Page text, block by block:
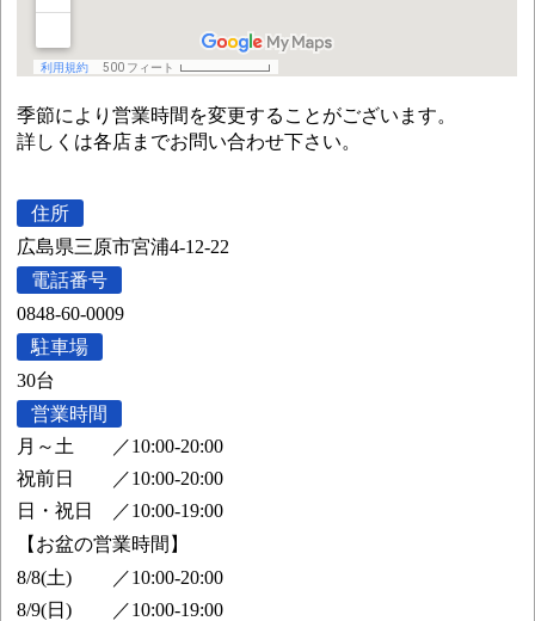
季節により営業時間を変更することがございます。
詳しくは各店までお問い合わせ下さい。
住所
広島県三原市宮浦4-12-22
電話番号
0848-60-0009
駐車場
30台
営業時間
月～土
／10:00-20:00
祝前日
／10:00-20:00
日・祝日
／10:00-19:00
【お盆の営業時間】
8/8(土)
／10:00-20:00
8/9(日)
／10:00-19:00